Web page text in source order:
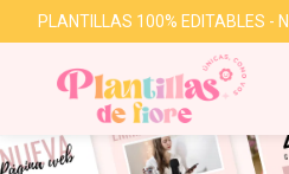
PLANTILLAS 100% EDITABLES -